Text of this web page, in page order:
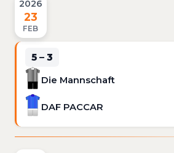
2026
23
FEB
5 – 3
Die Mannschaft
DAF PACCAR